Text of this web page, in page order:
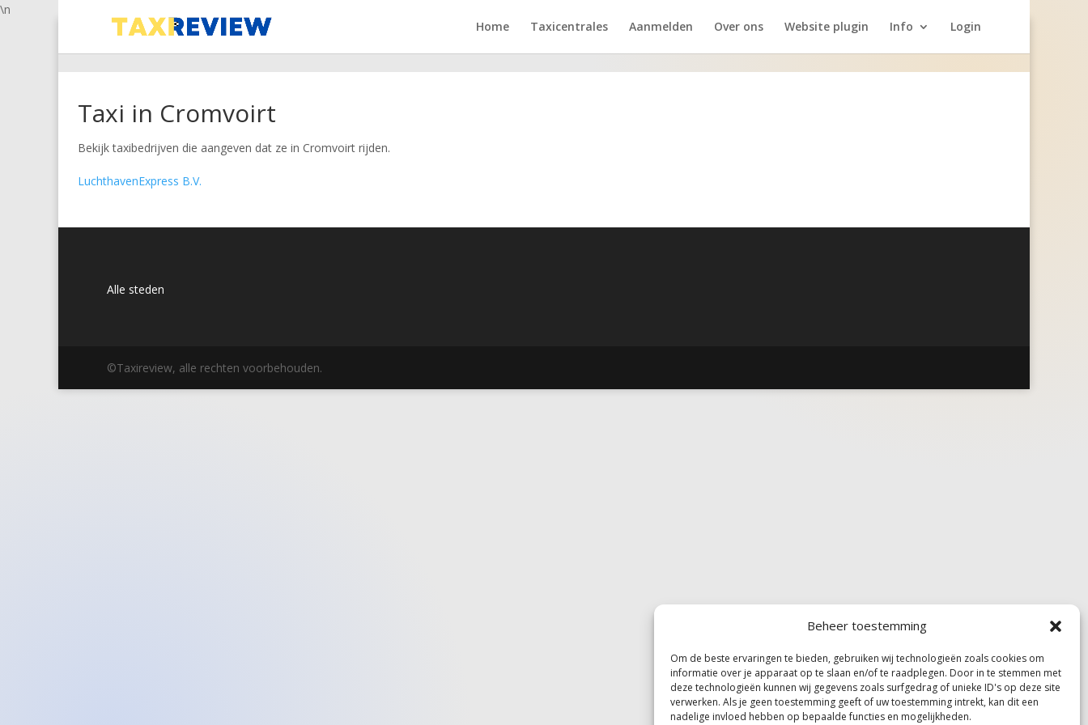
Beheer toestemming
Om de beste ervaringen te bieden, gebruiken wij technologieën zoals cookies om
informatie over je apparaat op te slaan en/of te raadplegen. Door in te stemmen met
deze technologieën kunnen wij gegevens zoals surfgedrag of unieke ID's op deze site
verwerken. Als je geen toestemming geeft of uw toestemming intrekt, kan dit een
nadelige invloed hebben op bepaalde functies en mogelijkheden.
\n
Home
Taxicentrales Aanmelden Over ons Website plugin Info Login
Taxi in Cromvoirt
Bekijk taxibedrijven die aangeven dat ze in Cromvoirt rijden.
LuchthavenExpress B.V.
Alle steden
©Taxireview, alle rechten voorbehouden.